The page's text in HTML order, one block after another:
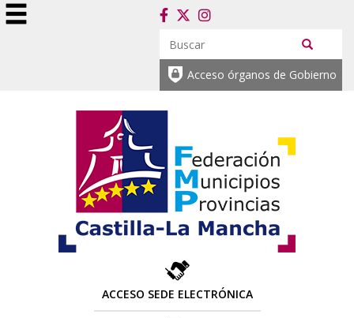
Acceso órganos de Gobierno
ACCESO SEDE ELECTRÓNICA